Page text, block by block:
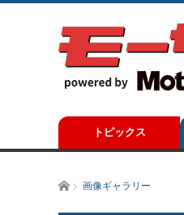
トピックス
ホーム画像ギャラリー